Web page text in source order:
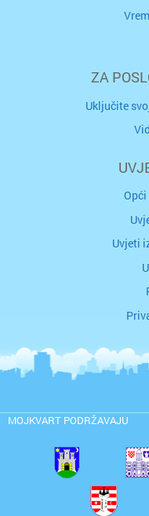
ZA
Uključite
Uvjeti
MOJKVART PODRŽAVAJU